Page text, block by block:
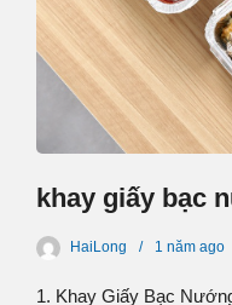
khay giấy bạc
HaiLong 1 năm ago
1. Khay Giấy Bạc